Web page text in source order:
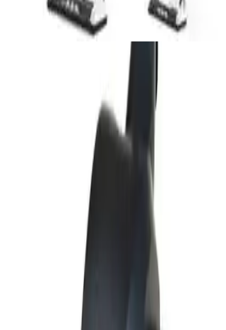
Astım ve alerji hastaları için torbalı HEPA filtreli vakumlar, toz ve
alerjenleri etkili şekilde hapseder. Sebo ve Miele öne çıkan markalar
olup, evde hava kalitesini artırmak için ek önlemler de önemlidir.
Kullanım Avantajları ve Performans
Turbo emici başlık, ev temizliğinde zaman ve enerji tasarrufu sağlar.
Halı ve sert zeminlerdeki toz ve kirleri etkili şekilde temizlerken
yüzeylere zarar vermez. Bu özellik, yoğun kullanım alanları ve evcil
hayvan sahipleri için büyük avantaj sağlar.
Başlığın en belirgin avantajlarından biri, tozları ve kirleri
kabartmasıdır. Bu sayede süpürge motorunun gücü daha verimli
kullanılır ve temizlik sonucu hijyenik olur. Ayrıca, kullanıcıların en
çok memnun kaldığı noktalar arasında, saç ve kıl toplamada yüksek
Kullanıcı Yorumları ve Değerlendirmeler
Ürünün genel kullanıcı memnuniyeti 4.3 puan seviyesindedir.
Kullanıcılar, özellikle saç ve kıl toplamada etkili olduğunu
belirtmişlerdir. Ancak bazı olumsuz geri bildirimler de mevcuttur.
Kullanıcılar, firçanın takılıp donmaya başladığını ve zaman zaman
tuhaf sesler çıkardığını dile getirmişlerdir. Özellikle ilk birkaç
kullanımda ürünün 2 gün içerisinde korkunç sesler çıkarmaya
başladığı ve cızırtılı sesler nedeniyle rahatsızlık verdiği belirtilmiştir.
Bazı kullanıcılar, ürünün parkede kullanımı sırasında ciddi sesler
çıkardığını ve bu durumun rahatsız edici olduğunu ifade etmişlerdir.
Ayrıca, firçanın zamanla donma ve ses sorunları yaşaması, ürünün
dayanıklılığı konusunda soru işaretleri yaratmaktadır. Yine de, genel
değerlendirmeler göz önüne alındığında, temizlik performansı ve
kullanım kolaylığı açısından olumlu bir izlenim bırakmaktadır.